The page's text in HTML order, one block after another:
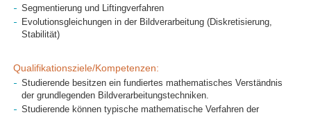
Segmentierung und Liftingverfahren
Evolutionsgleichungen in der Bildverarbeitung (Diskretisierung,
Stabilität)
Qualifikationsziele/Kompetenzen:
Studierende besitzen ein fundiertes mathematisches Verständnis
der grundlegenden Bildverarbeitungstechniken.
Studierende können typische mathematische Verfahren der